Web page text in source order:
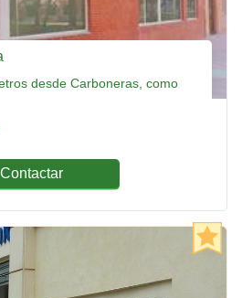
desde Carboneras, como
Contactar